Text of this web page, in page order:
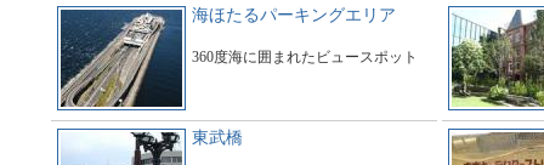
海ほたるパーキングエリア
360度海に囲まれたビュースポット
東武橋